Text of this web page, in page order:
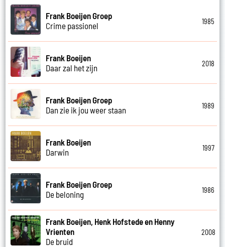
Frank Boeijen Groep
Crime passionel
1985
Frank Boeijen
Daar zal het zijn
2018
Frank Boeijen Groep
Dan zie ik jou weer staan
1989
Frank Boeijen
Darwin
1997
Frank Boeijen Groep
De beloning
1986
Frank Boeijen, Henk Hofstede en Henny
Vrienten
De bruid
2008